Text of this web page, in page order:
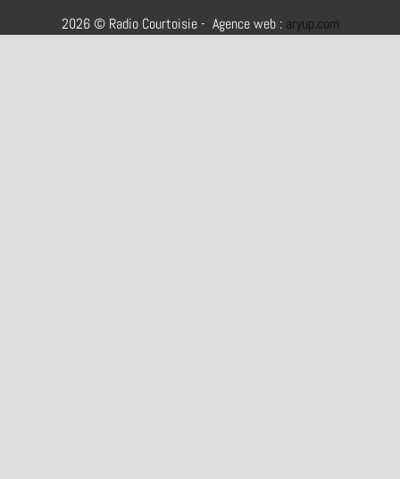
2026 © Radio Courtoisie - Agence web : aryup.com